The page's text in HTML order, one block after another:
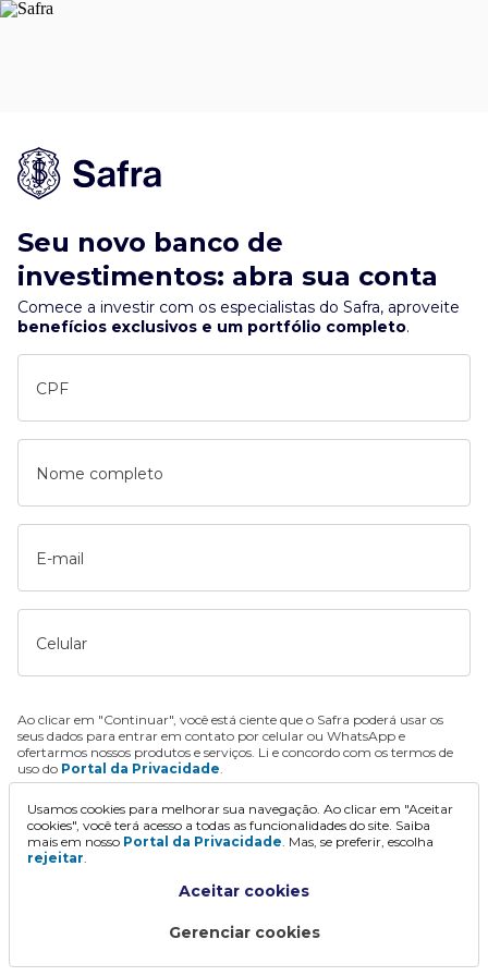
Seu novo banco de
investimentos: abra sua conta
Comece a investir com os especialistas do Safra, aproveite
benefícios exclusivos e um portfólio completo.
CPF
Nome completo
E-mail
Celular
Ao clicar em "Continuar", você está ciente que o Safra poderá usar os
seus dados para entrar em contato por celular ou WhatsApp e
ofertarmos nossos produtos e serviços. Li e concordo com os termos de
uso do Portal da Privacidade.
Continuar
Usamos cookies para melhorar sua navegação. Ao clicar em "Aceitar
cookies", você terá acesso a todas as funcionalidades do site. Saiba
mais em nosso Portal da Privacidade. Mas, se preferir, escolha
rejeitar.
Aceitar cookies
Gerenciar cookies